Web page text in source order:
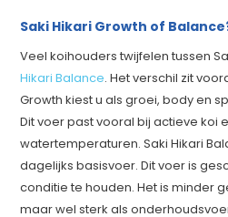
Saki Hikari Growth of
Veel koihouders twijfelen tussen
Hikari Balance. Het verschil zit
Growth kiest u als groei, body en
Dit voer past vooral bij actieve koi
watertemperaturen. Saki Hikari
dagelijks basisvoer. Dit voer is
conditie te houden. Het is minder
maar wel sterk als